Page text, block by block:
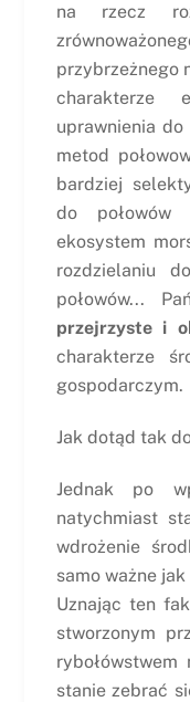
na rzecz
przybrzeżnego
charakterze
uprawnienia
metod
bardziej
do połowów
ekosystem
rozdzielaniu
połowów...
przejrzyste i
charakterze
gospodarczym.
Jak dotąd tak
Jednak po
natychmiast
wdrożenie
samo ważne
Uznając ten
stworzonym
stanie zebrać